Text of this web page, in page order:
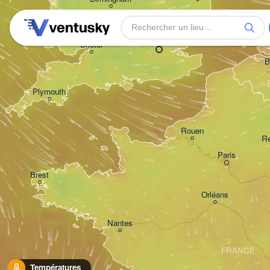
Températures
Plymouth
Bristol
Brest
Nantes
Rouen
Paris
Orléans
FRANCE